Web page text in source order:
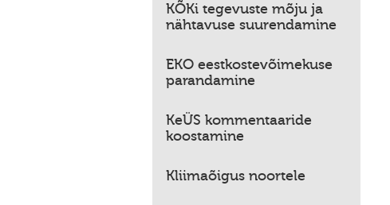
KÕKi tegevuste mõju ja
nähtavuse suurendamine
EKO eestkostevõimekuse
parandamine
KeÜS kommentaaride
koostamine
Kliimaõigus noortele